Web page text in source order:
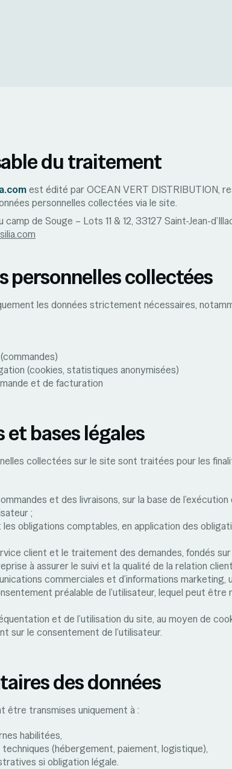
du traitement
est édité par OCEAN VERT DISTRIBUTION,
personnelles collectées via le site.
de Souge – Lots 11 & 12, 33127 Saint-Jean-
personnelles collectées
les données strictement nécessaires,
(cookies, statistiques anonymisées)
et de facturation
et bases légales
collectées sur le site sont traitées pour les
et des livraisons, sur la base de
;
obligations comptables, en application des
client et le traitement des demandes, fondés
à assurer le suivi et la qualité de la relation
commerciales et d’informations marketing,
préalable de l’utilisateur, lequel peut être
et de l’utilisation du site, au moyen de
sur le consentement de l’utilisateur.
des données
être transmises uniquement à :
habilitées,
(hébergement, paiement, logistique),
si obligation légale.